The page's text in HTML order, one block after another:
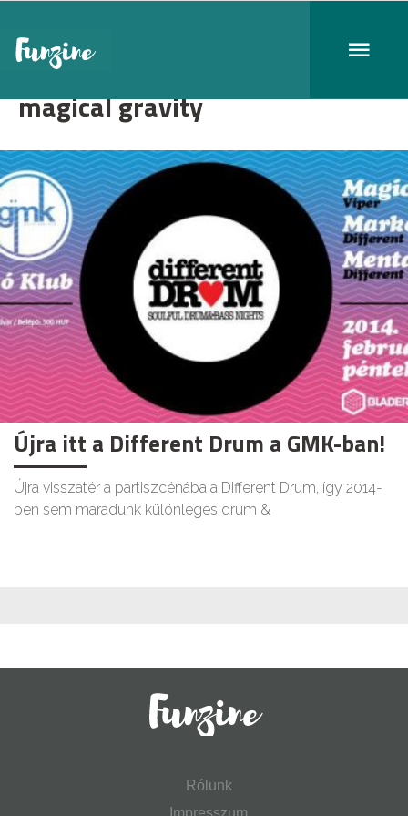
magical gravity
Újra itt a Different Drum a GMK-ban!
Újra visszatér a partiszcénába a Different Drum, így 2014-
ben sem maradunk különleges drum &
Rólunk
Impresszum